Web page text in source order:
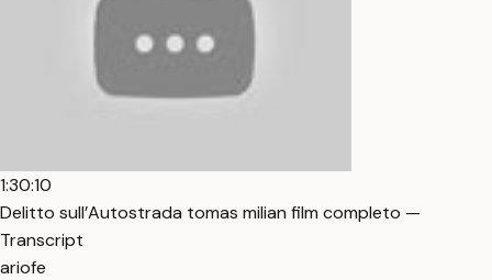
1:30:10
Delitto sull’Autostrada tomas milian film completo —
Transcript
ariofe